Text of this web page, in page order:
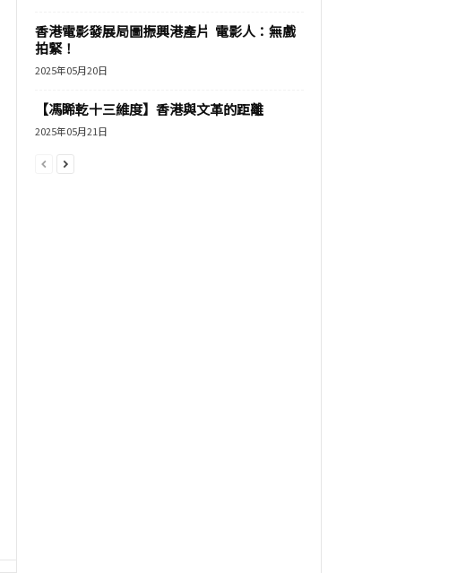
香港電影發展局圖振興港產片 電影人：無戲
拍緊！
2025年05月20日
【馮睎乾十三維度】香港與文革的距離
2025年05月21日